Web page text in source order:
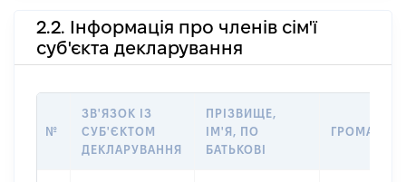
2.2. Інформація про членів сім'ї
суб'єкта декларування
№
ЗВ'ЯЗОК ІЗ
СУБ'ЄКТОМ
ДЕКЛАРУВАННЯ
ПРІЗВИЩЕ,
ІМ'Я, ПО
БАТЬКОВІ